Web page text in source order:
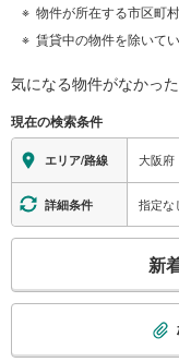
物件が所在する市区町
賃貸中の物件を除いてい
気になる物件がなかっ
現在の検索条件
エリア/路線 大阪府
詳細条件 指定な
検
新